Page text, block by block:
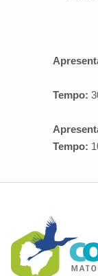
Tempo:
Tempo: